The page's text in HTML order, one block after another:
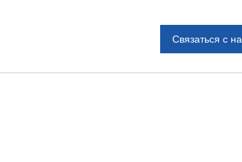
Связаться с